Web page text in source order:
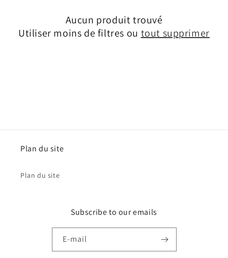
Aucun produit trouvé
Utiliser moins de filtres ou tout supprimer
Plan du site
Plan du site
Subscribe to our emails
E-mail